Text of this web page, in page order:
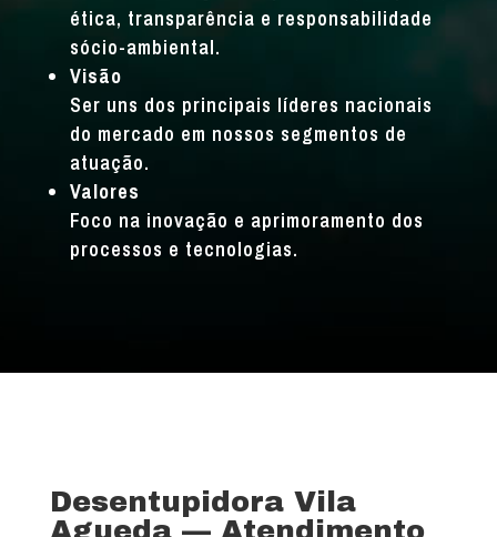
ética, transparência e responsabilidade
sócio-ambiental.
Visão
Ser uns dos principais líderes nacionais
do mercado em nossos segmentos de
atuação.
Valores
Foco na inovação e aprimoramento dos
processos e tecnologias.
Desentupidora Vila
Agueda — Atendimento